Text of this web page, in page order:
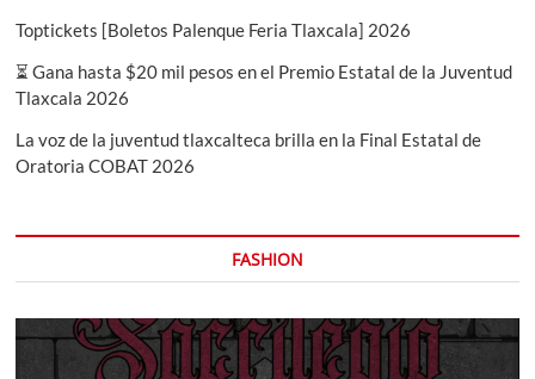
Toptickets [Boletos Palenque Feria Tlaxcala] 2026
⏳ Gana hasta $20 mil pesos en el Premio Estatal de la Juventud
Tlaxcala 2026
La voz de la juventud tlaxcalteca brilla en la Final Estatal de
Oratoria COBAT 2026
FASHION